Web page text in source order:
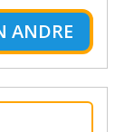
ANDRE